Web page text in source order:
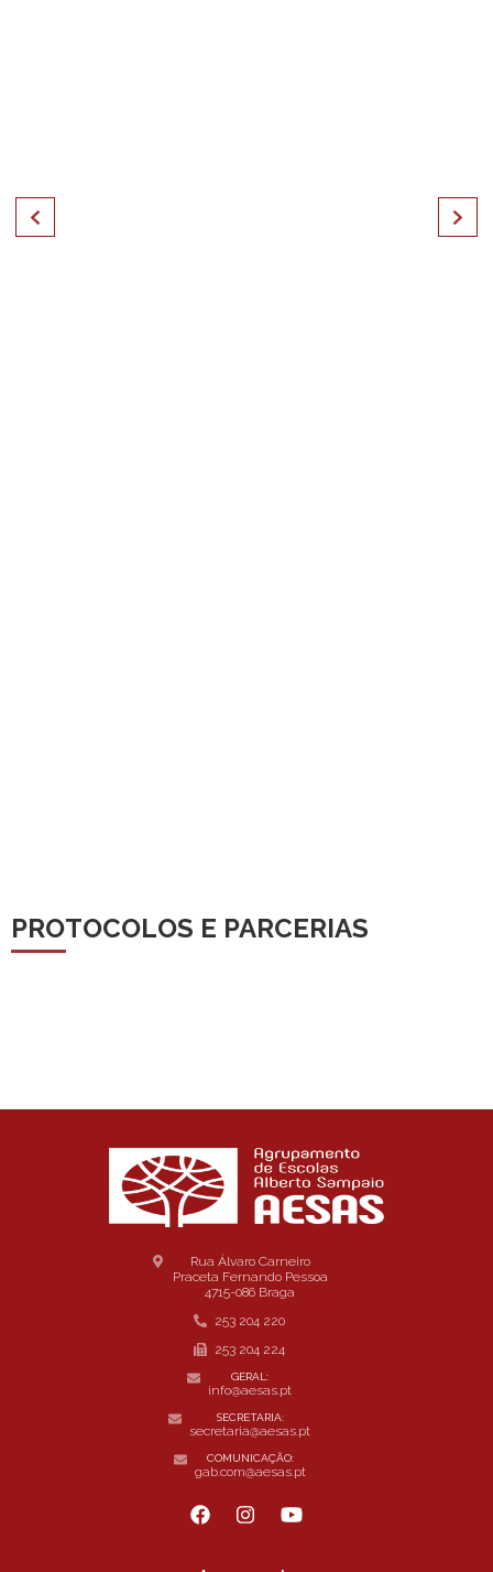
PROTOCOLOS E PARCERIAS
Rua Álvaro Carneiro
Praceta Fernando Pessoa
4715-086 Braga
253 204 220
253 204 224
GERAL:
info@aesas.pt
SECRETARIA:
secretaria@aesas.pt
COMUNICAÇÃO:
gab.com@aesas.pt